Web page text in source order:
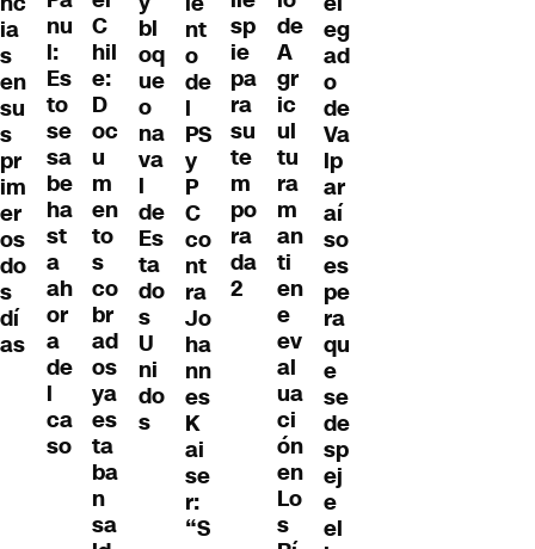
ia
s
en
su
s
pr
im
er
os
do
s
dí
as
nu
l:
Es
to
se
sa
be
ha
st
a
ah
or
a
de
l
ca
so
C
hil
e:
D
oc
u
m
en
to
s
co
br
ad
os
ya
es
ta
ba
n
sa
bl
oq
ue
o
na
va
l
de
Es
ta
do
s
U
ni
do
s
nt
o
de
l
PS
y
P
C
co
nt
ra
Jo
ha
nn
es
K
ai
se
r:
“S
sp
ie
pa
ra
su
te
m
po
ra
da
2
de
A
gr
ic
ul
tu
ra
m
an
ti
en
e
ev
al
ua
ci
ón
en
Lo
s
eg
ad
o
de
Va
lp
ar
aí
so
es
pe
ra
qu
e
se
de
sp
ej
e
el